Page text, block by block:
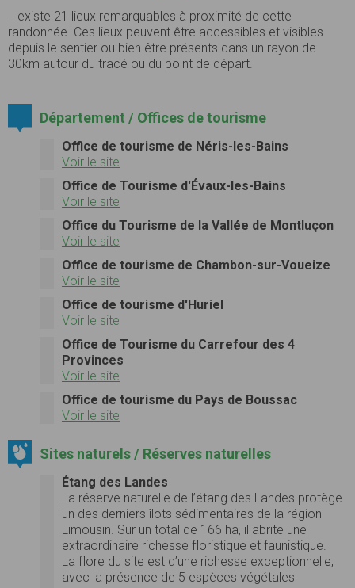
Il existe 21 lieux remarquables à proximité de cette
randonnée. Ces lieux peuvent être accessibles et visibles
depuis le sentier ou bien être présents dans un rayon de
30km autour du tracé ou du point de départ.
Département / Offices de tourisme
Office de tourisme de Néris-les-Bains
Voir le site
Office de Tourisme d'Évaux-les-Bains
Voir le site
Office du Tourisme de la Vallée de Montluçon
Voir le site
Office de tourisme de Chambon-sur-Voueize
Voir le site
Office de tourisme d'Huriel
Voir le site
Office de Tourisme du Carrefour des 4
Provinces
Voir le site
Office de tourisme du Pays de Boussac
Voir le site
Sites naturels / Réserves naturelles
Étang des Landes
La réserve naturelle de l’étang des Landes protège
un des derniers îlots sédimentaires de la région
Limousin. Sur un total de 166 ha, il abrite une
extraordinaire richesse floristique et faunistique.
La flore du site est d’une richesse exceptionnelle,
avec la présence de 5 espèces végétales